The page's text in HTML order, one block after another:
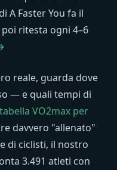
A Faster You fa il
ritesta ogni 4–6
reale, guarda dove
— e quali tempi di
tabella VO2max per
davvero "allenato"
di ciclisti, il nostro
3.491 atleti con